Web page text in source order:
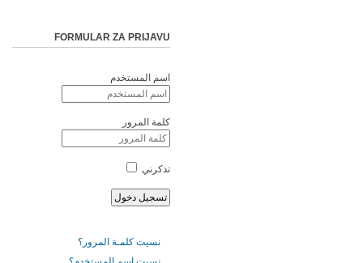
FORMULAR ZA PRIJAVU
اسم المستخدم
كلمة المرور
تذكرني
نسيت كلمـة المرور؟